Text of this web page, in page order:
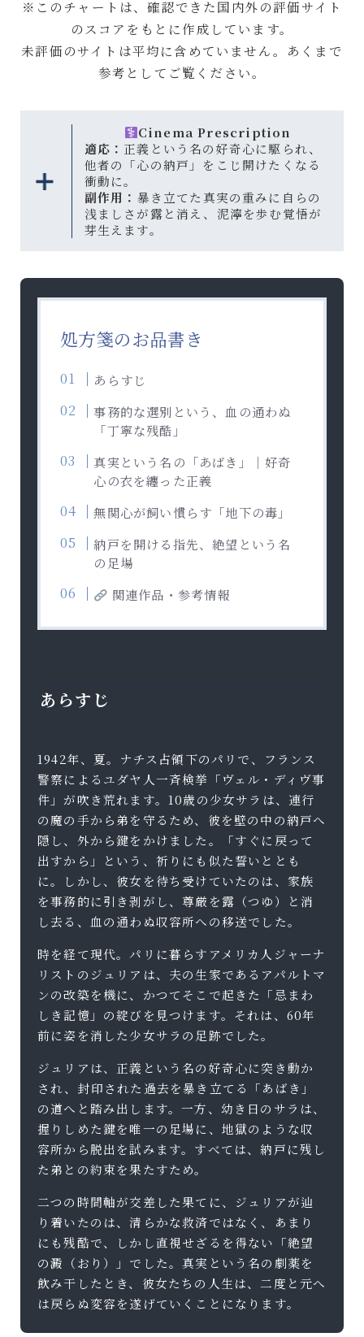
※このチャートは、確認できた国内外の評価サイト
のスコアをもとに作成しています。
未評価のサイトは平均に含めていません。あくまで
参考としてご覧ください。
Cinema Prescription
適応： 正義という名の好奇心に駆られ、
他者の「心の納戸」をこじ開けたくなる
衝動に。
副作用： 暴き立てた真実の重みに自らの
浅ましさが露と消え、泥濘を歩む覚悟が
芽生えます。
処方箋のお品書き
あらすじ
事務的な選別という、血の通わぬ
「丁寧な残酷」
真実という名の「あばき」｜好奇
心の衣を纏った正義
無関心が飼い慣らす「地下の毒」
納戸を開ける指先、絶望という名
の足場
関連作品・参考情報
あらすじ
1942年、夏。ナチス占領下のパリで、フランス
警察によるユダヤ人一斉検挙「ヴェル・ディヴ事
件」が吹き荒れます。10歳の少女サラは、連行
の魔の手から弟を守るため、彼を壁の中の納戸へ
隠し、外から鍵をかけました。「すぐに戻って
出すから」という、祈りにも似た誓いととも
に。しかし、彼女を待ち受けていたのは、家族
を事務的に引き剥がし、尊厳を露（つゆ）と消
し去る、血の通わぬ収容所への移送でした。
時を経て現代。パリに暮らすアメリカ人ジャーナ
リストのジュリアは、夫の生家であるアパルトマ
ンの改築を機に、かつてそこで起きた「忌まわ
しき記憶」の綻びを見つけます。それは、60年
前に姿を消した少女サラの足跡でした。
ジュリアは、正義という名の好奇心に突き動か
され、封印された過去を暴き立てる「あばき」
の道へと踏み出します。一方、幼き日のサラは、
握りしめた鍵を唯一の足場に、地獄のような収
容所から脱出を試みます。すべては、納戸に残し
た弟との約束を果たすため。
二つの時間軸が交差した果てに、ジュリアが辿
り着いたのは、清らかな救済ではなく、あまり
にも残酷で、しかし直視せざるを得ない「絶望
の澱（おり）」でした。真実という名の劇薬を
飲み干したとき、彼女たちの人生は、二度と元へ
は戻らぬ変容を遂げていくことになります。